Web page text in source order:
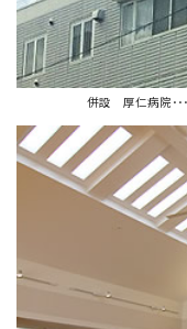
併設 厚仁病院･･･